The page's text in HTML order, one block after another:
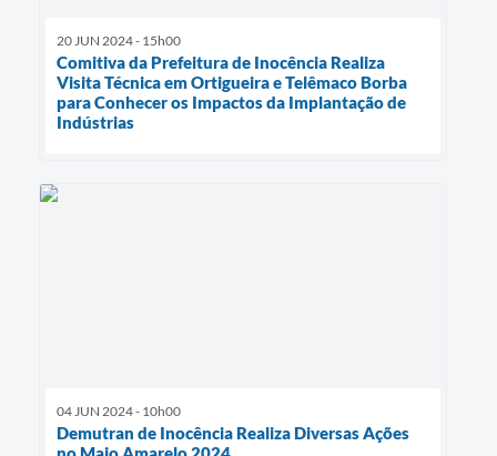
20 JUN 2024 - 15h00
Comitiva da Prefeitura de Inocência Realiza
Visita Técnica em Ortigueira e Telêmaco Borba
para Conhecer os Impactos da Implantação de
Indústrias
04 JUN 2024 - 10h00
Demutran de Inocência Realiza Diversas Ações